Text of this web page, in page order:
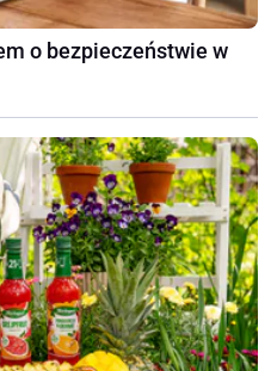
o bezpieczeństwie w